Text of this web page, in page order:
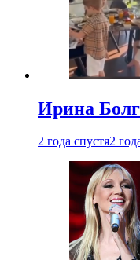
Ирина
2 года спустя2